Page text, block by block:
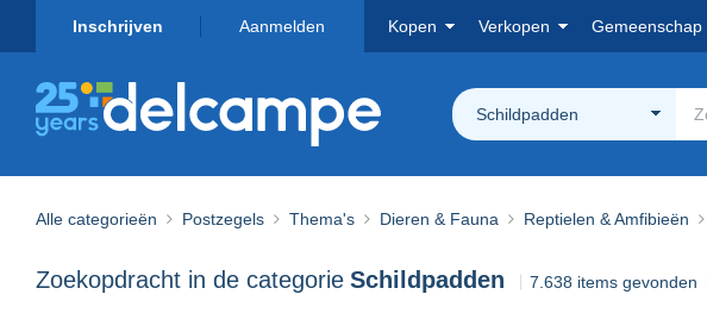
Inschrijven Aanmelden Kopen Verkopen Gemeenschap
Schildpadden
Alle categorieën Postzegels Thema's Dieren & Fauna Reptielen & Amfibieën
Zoekopdracht in de categorie Schildpadden 7.638 items gevonden